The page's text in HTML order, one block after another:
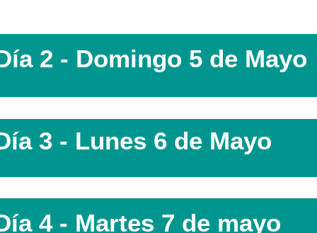
2 - Domingo 5 de Mayo
3 - Lunes 6 de Mayo
4 - Martes 7 de mayo